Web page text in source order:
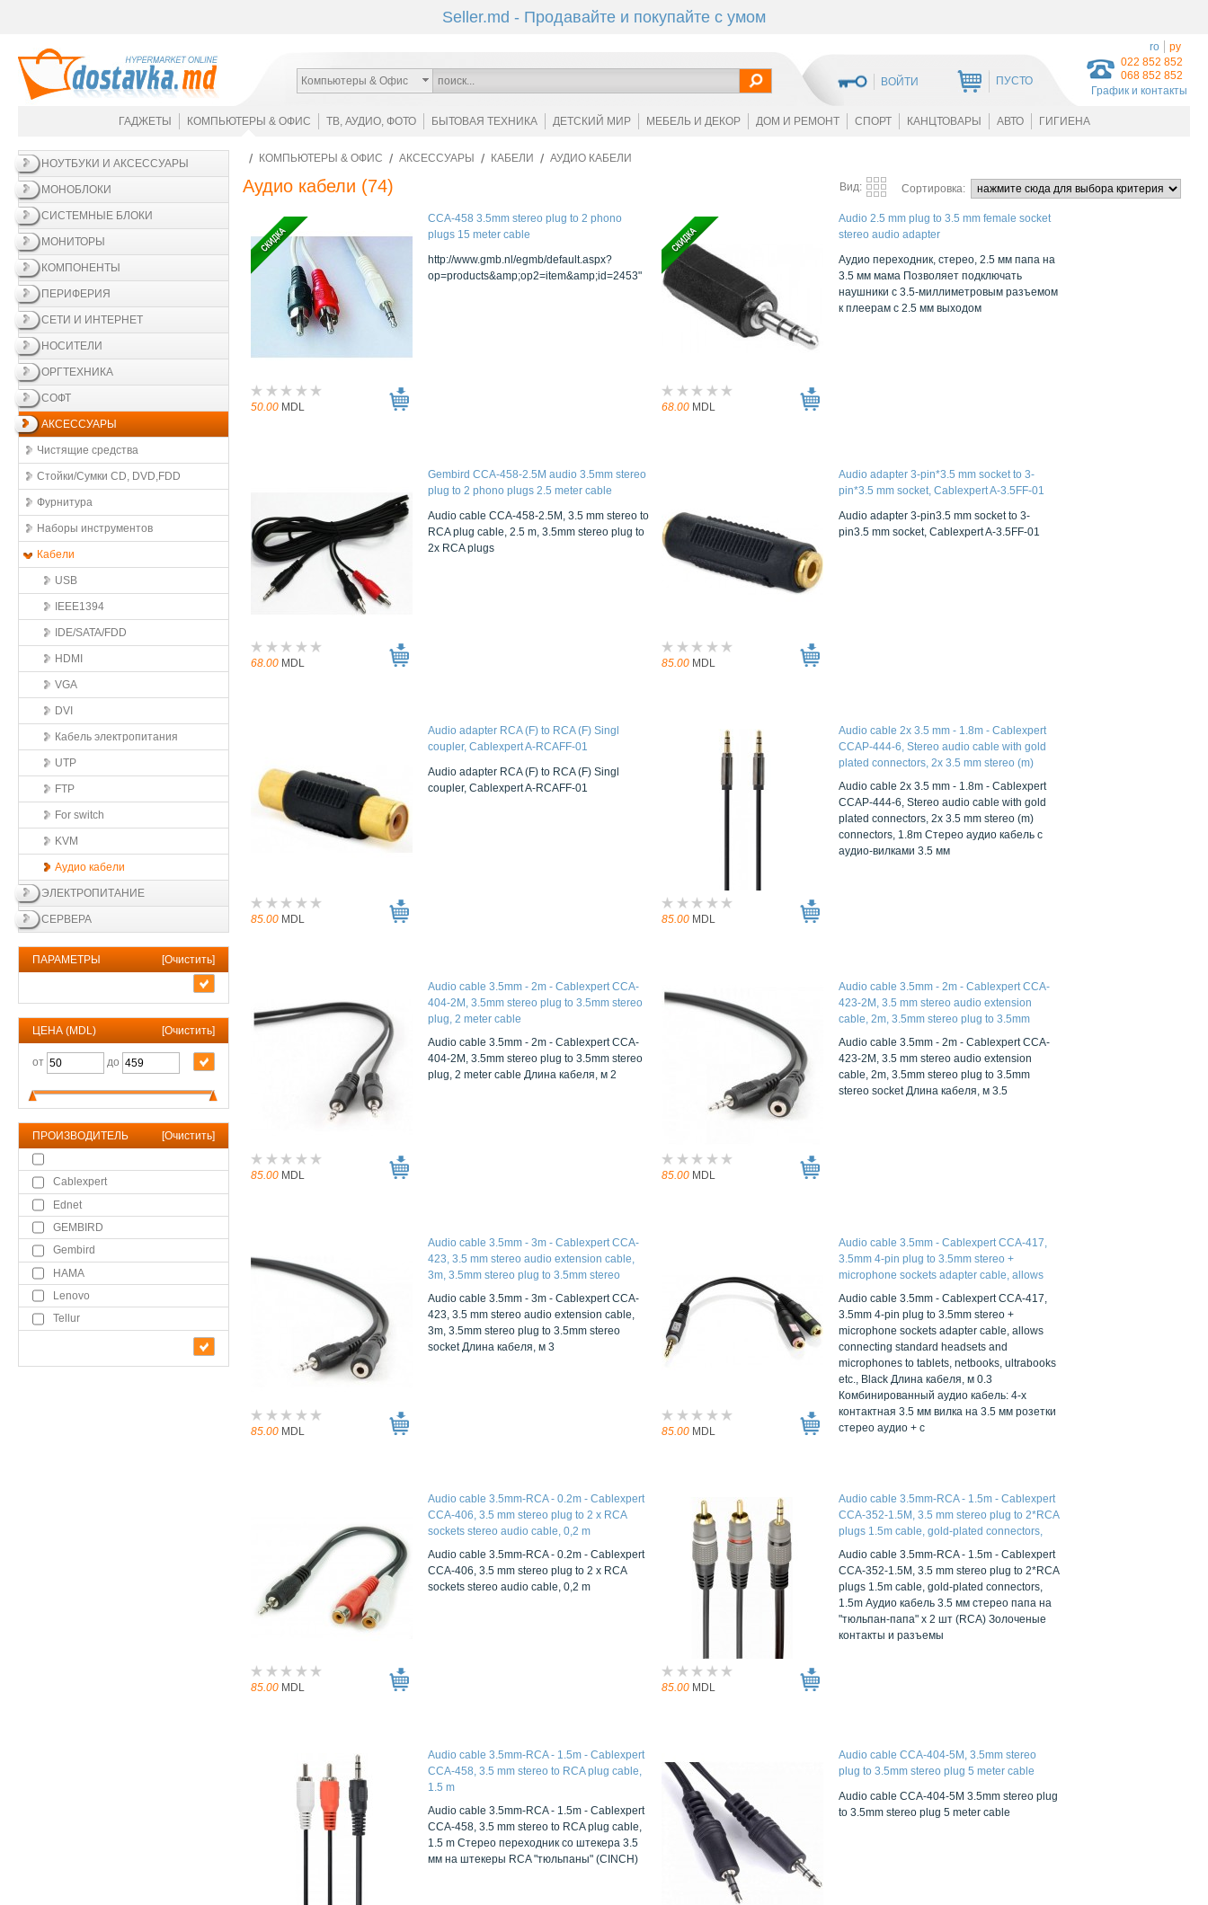
Seller.md - Продавайте и покупайте с умом
022 852 852
068 852 852
График и контакты
Компьютеры & Офис ВОЙТИ ПУСТО
ro ру
ГАДЖЕТЫ КОМПЬЮТЕРЫ & ОФИС ТВ, АУДИО, ФОТО БЫТОВАЯ ТЕХНИКА ДЕТСКИЙ МИР МЕБЕЛЬ И ДЕКОР ДОМ И РЕМОНТ СПОРТ КАНЦТОВАРЫ АВТО ГИГИЕНА
НОУТБУКИ И АКСЕССУАРЫ
МОНОБЛОКИ
СИСТЕМНЫЕ БЛОКИ
МОНИТОРЫ
КОМПОНЕНТЫ
ПЕРИФЕРИЯ
СЕТИ И ИНТЕРНЕТ
НОСИТЕЛИ
ОРГТЕХНИКА
СОФТ
АКСЕССУАРЫ
Чистящие средства
Стойки/Сумки CD, DVD,FDD
Фурнитура
Наборы инструментов
Кабели
USB
IEEE1394
IDE/SATA/FDD
HDMI
VGA
DVI
Кабель электропитания
UTP
FTP
For switch
KVM
Аудио кабели
ЭЛЕКТРОПИТАНИЕ
СЕРВЕРА
ПАРАМЕТРЫ [Очистить]
ЦЕНА (MDL) [Очистить]
от до
ПРОИЗВОДИТЕЛЬ [Очистить]
Cablexpert
Ednet
GEMBIRD
Gembird
HAMA
Lenovo
Tellur
КОМПЬЮТЕРЫ & ОФИС АКСЕССУАРЫ КАБЕЛИ АУДИО КАБЕЛИ
Аудио кабели (74) Вид: Сортировка:
50.00 MDL
CCA-458 3.5mm stereo plug to 2 phono
plugs 15 meter cable
http://www.gmb.nl/egmb/default.aspx?
op=products&amp;op2=item&amp;id=2453"
68.00 MDL
Audio 2.5 mm plug to 3.5 mm female socket
stereo audio adapter
Аудио переходник, стерео, 2.5 мм папа на
3.5 мм мама Позволяет подключать
наушники с 3.5-миллиметровым разъемом
к плеерам с 2.5 мм выходом
68.00 MDL
Gembird CCA-458-2.5M audio 3.5mm stereo
plug to 2 phono plugs 2.5 meter cable
Audio cable CCA-458-2.5M, 3.5 mm stereo to
RCA plug cable, 2.5 m, 3.5mm stereo plug to
2x RCA plugs
85.00 MDL
Audio adapter 3-pin*3.5 mm socket to 3-
pin*3.5 mm socket, Cablexpert A-3.5FF-01
Audio adapter 3-pin3.5 mm socket to 3-
pin3.5 mm socket, Cablexpert A-3.5FF-01
85.00 MDL
Audio adapter RCA (F) to RCA (F) Singl
coupler, Cablexpert A-RCAFF-01
Audio adapter RCA (F) to RCA (F) Singl
coupler, Cablexpert A-RCAFF-01
85.00 MDL
Audio cable 2x 3.5 mm - 1.8m - Cablexpert
CCAP-444-6, Stereo audio cable with gold
plated connectors, 2x 3.5 mm stereo (m)
connectors, 1.8m
Audio cable 2x 3.5 mm - 1.8m - Cablexpert
CCAP-444-6, Stereo audio cable with gold
plated connectors, 2x 3.5 mm stereo (m)
connectors, 1.8m Стерео аудио кабель с
аудио-вилками 3.5 мм
85.00 MDL
Audio cable 3.5mm - 2m - Cablexpert CCA-
404-2M, 3.5mm stereo plug to 3.5mm stereo
plug, 2 meter cable
Audio cable 3.5mm - 2m - Cablexpert CCA-
404-2M, 3.5mm stereo plug to 3.5mm stereo
plug, 2 meter cable Длина кабеля, м 2
85.00 MDL
Audio cable 3.5mm - 2m - Cablexpert CCA-
423-2M, 3.5 mm stereo audio extension
cable, 2m, 3.5mm stereo plug to 3.5mm
stereo socket
Audio cable 3.5mm - 2m - Cablexpert CCA-
423-2M, 3.5 mm stereo audio extension
cable, 2m, 3.5mm stereo plug to 3.5mm
stereo socket Длина кабеля, м 3.5
85.00 MDL
Audio cable 3.5mm - 3m - Cablexpert CCA-
423, 3.5 mm stereo audio extension cable,
3m, 3.5mm stereo plug to 3.5mm stereo
socket
Audio cable 3.5mm - 3m - Cablexpert CCA-
423, 3.5 mm stereo audio extension cable,
3m, 3.5mm stereo plug to 3.5mm stereo
socket Длина кабеля, м 3
85.00 MDL
Audio cable 3.5mm - Cablexpert CCA-417,
3.5mm 4-pin plug to 3.5mm stereo +
microphone sockets adapter cable, allows
connecting standard headsets and
microphones to tablets, netbooks, ultrabooks
etc., Black
Audio cable 3.5mm - Cablexpert CCA-417,
3.5mm 4-pin plug to 3.5mm stereo +
microphone sockets adapter cable, allows
connecting standard headsets and
microphones to tablets, netbooks, ultrabooks
etc., Black Длина кабеля, м 0.3
Комбинированный аудио кабель: 4-х
контактная 3.5 мм вилка на 3.5 мм розетки
стерео аудио + с
85.00 MDL
Audio cable 3.5mm-RCA - 0.2m - Cablexpert
CCA-406, 3.5 mm stereo plug to 2 x RCA
sockets stereo audio cable, 0,2 m
Audio cable 3.5mm-RCA - 0.2m - Cablexpert
CCA-406, 3.5 mm stereo plug to 2 x RCA
sockets stereo audio cable, 0,2 m
85.00 MDL
Audio cable 3.5mm-RCA - 1.5m - Cablexpert
CCA-352-1.5M, 3.5 mm stereo plug to 2*RCA
plugs 1.5m cable, gold-plated connectors,
1.5m
Audio cable 3.5mm-RCA - 1.5m - Cablexpert
CCA-352-1.5M, 3.5 mm stereo plug to 2*RCA
plugs 1.5m cable, gold-plated connectors,
1.5m Аудио кабель 3.5 мм стерео папа на
"тюльпан-папа" x 2 шт (RCA) Золоченые
контакты и разъемы
Audio cable 3.5mm-RCA - 1.5m - Cablexpert
CCA-458, 3.5 mm stereo to RCA plug cable,
1.5 m
Audio cable 3.5mm-RCA - 1.5m - Cablexpert
CCA-458, 3.5 mm stereo to RCA plug cable,
1.5 m Стерео переходник со штекера 3.5
мм на штекеры RCA "тюльпаны" (CINCH)
Audio cable CCA-404-5M, 3.5mm stereo
plug to 3.5mm stereo plug 5 meter cable
Audio cable CCA-404-5M 3.5mm stereo plug
to 3.5mm stereo plug 5 meter cable